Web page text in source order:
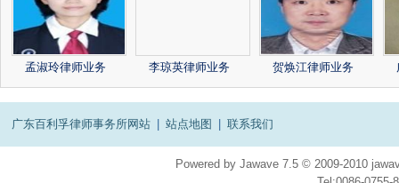
孟淑玲律师业务 李琼英律师业务 贺焕江律师业务
广东百利孚律师事务所网站 站点地图 联系我们
Powered by Jawave 7.5 © 2009-2010